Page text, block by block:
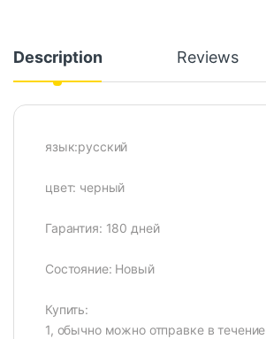
Description Reviews
язык:русский
цвет: черный
Гарантия: 180 дней
Состояние: Новый
Купить:
1, обычно можно отправке в